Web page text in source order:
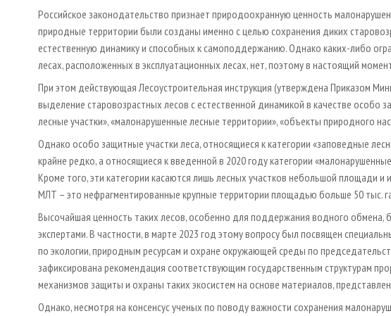
Российское законодательство признает природоохранную ценность
природные территории были созданы именно с целью сохранения диких
естественную динамику и способных к самоподдержанию. Однако каких-либо
лесах, расположенных в эксплуатационных лесах, нет, поэтому в настоящий
При этом действующая Лесоустроительная инструкция (утверждена Приказом
выделение старовозрастных лесов с естественной динамикой в качестве особо
лесные участки», «малонарушенные лесные территории», «объекты природного
Однако особо защитные участки леса, относящиеся к категории «заповедные
крайне редко, а относящиеся к введенной в 2020 году категории
Кроме того, эти категории касаются лишь лесных участков небольшой площади
МЛТ – это нефрагментированные крупные территории площадью больше 50 тыс.
Высочайшая ценность таких лесов, особенно для поддержания водного обмена,
экспертами. В частности, в марте 2023 год этому вопросу был посвящен
по экологии, природным ресурсам и охране окружающей среды по
зафиксирована рекомендация соответствующим государственным структурам
механизмов защиты и охраны таких экосистем на основе материалов,
Однако, несмотря на консенсус ученых по поводу важности сохранения